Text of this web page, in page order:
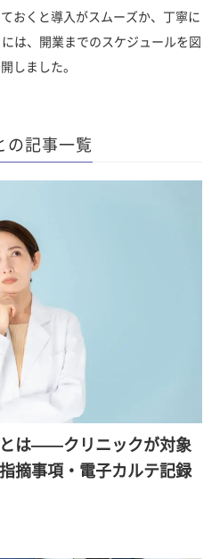
セミナー
おくと導入がスムーズか、丁寧に
は、開業までのスケジュールを図
しました。
の記事一覧
は——クリニックが対象
摘事項・電子カルテ記録